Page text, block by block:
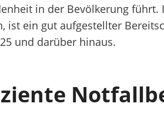
in der Bevölkerung
ist ein gut aufgestellter
und darüber hinaus.